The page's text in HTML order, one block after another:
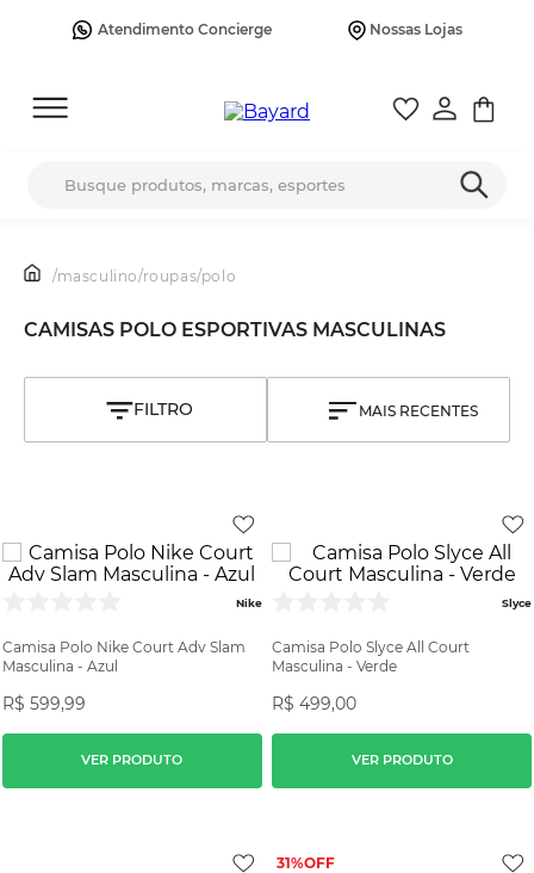
Atendimento Concierge Nossas Lojas
/masculino/roupas/polo
CAMISAS POLO ESPORTIVAS MASCULINAS
MAIS RECENTES
Nike
Camisa Polo Nike Court Adv Slam
Masculina - Azul
R$ 599,99
VER PRODUTO
Slyce
Camisa Polo Slyce All Court
Masculina - Verde
R$ 499,00
VER PRODUTO
31%